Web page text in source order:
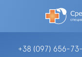
+38 (097) 656-